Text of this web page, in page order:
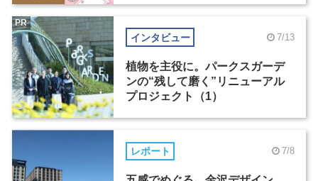
インタビュー 7/13
植物を主役に。パークスガーデ
ンの“残して磨く”リニューアル
プロジェクト（1）
PR
レポート 7/8